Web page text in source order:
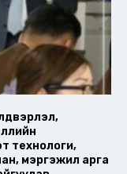
технологи,
мэргэжил арга